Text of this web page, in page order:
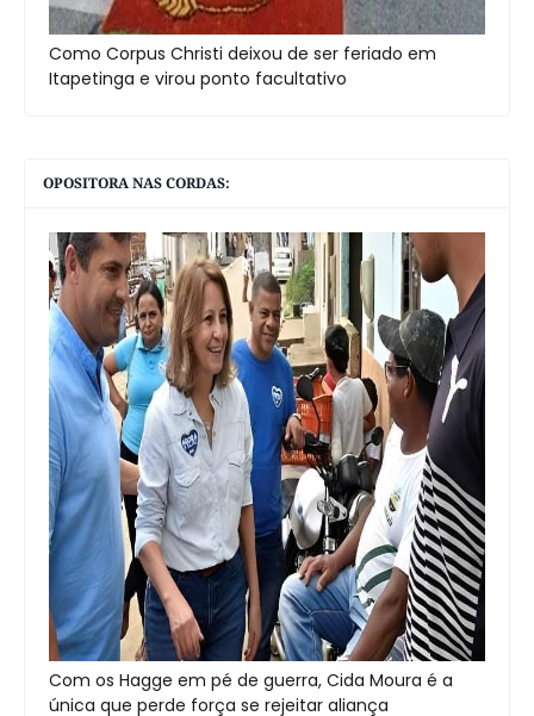
Como Corpus Christi deixou de ser feriado em
Itapetinga e virou ponto facultativo
OPOSITORA NAS CORDAS:
Com os Hagge em pé de guerra, Cida Moura é a
única que perde força se rejeitar aliança